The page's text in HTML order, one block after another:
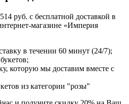
руб. с бесплатной доставкой в
магазине «Империя
в течении 60 минут (24/7);
которую мы доставим вместе с
из категории "розы"